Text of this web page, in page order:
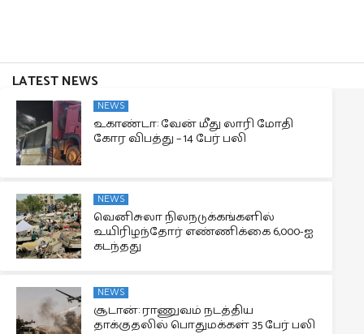
LATEST NEWS
NEWS
உகாண்டா: வேன் மீது லாரி மோதி
கோர விபத்து – 14 பேர் பலி
NEWS
வெனிசுலா நிலநடுக்கங்களில்
உயிரிழந்தோர் எண்ணிக்கை 6,000-ஐ
கடந்தது
NEWS
சூடான்: ராணுவம் நடத்திய
தாக்குதலில் பொதுமக்கள் 35 பேர் பலி